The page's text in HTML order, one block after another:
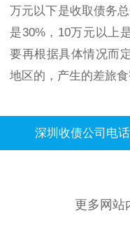
万元以下是收取债务
是30%，10万元以上
要再根据具体情况而
地区的，产生的差旅
深圳收债公司电
更多网